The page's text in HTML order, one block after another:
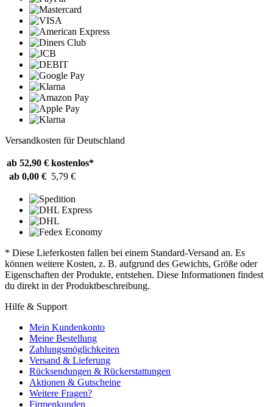
Versandkosten für Deutschland
ab 52,90 € kostenlos*
ab 0,00 € 5,79 €
* Diese Lieferkosten fallen bei einem Standard-Versand an. Es
können weitere Kosten, z. B. aufgrund des Gewichts, Größe oder
Eigenschaften der Produkte, entstehen. Diese Informationen findest
du direkt in der Produktbeschreibung.
Hilfe & Support
Mein Kundenkonto
Meine Bestellung
Zahlungsmöglichkeiten
Versand & Lieferung
Rücksendungen & Rückerstattungen
Aktionen & Gutscheine
Weitere Fragen?
Firmenkunden